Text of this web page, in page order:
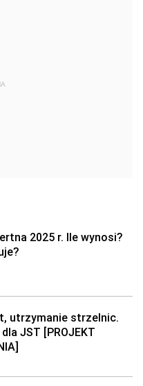
2025 r. Ile wynosi?
utrzymanie strzelnic.
JST [PROJEKT